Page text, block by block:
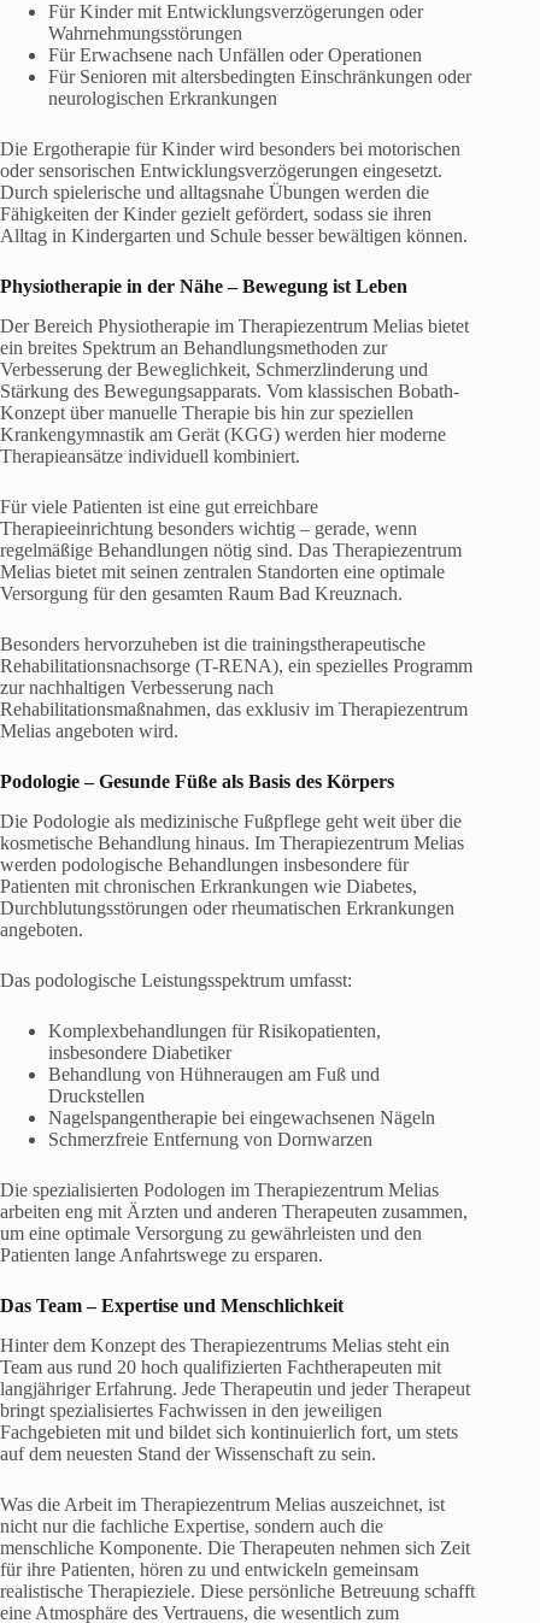
Für Kinder mit Entwicklungsverzögerungen oder
Wahrnehmungsstörungen
Für Erwachsene nach Unfällen oder Operationen
Für Senioren mit altersbedingten Einschränkungen oder
neurologischen Erkrankungen
Die Ergotherapie für Kinder wird besonders bei motorischen
oder sensorischen Entwicklungsverzögerungen eingesetzt.
Durch spielerische und alltagsnahe Übungen werden die
Fähigkeiten der Kinder gezielt gefördert, sodass sie ihren
Alltag in Kindergarten und Schule besser bewältigen können.
Physiotherapie in der Nähe– Bewegung ist Leben
Der Bereich Physiotherapie im Therapiezentrum Melias bietet
ein breites Spektrum an Behandlungsmethoden zur
Verbesserung der Beweglichkeit, Schmerzlinderung und
Stärkung des Bewegungsapparats. Vom klassischen Bobath-
Konzept über manuelle Therapie bis hin zur speziellen
Krankengymnastik am Gerät (KGG) werden hier moderne
Therapieansätze individuell kombiniert.
Für viele Patienten ist eine gut erreichbare
Therapieeinrichtung besonders wichtig – gerade, wenn
regelmäßige Behandlungen nötig sind. Das Therapiezentrum
Melias bietet mit seinen zentralen Standorten eine optimale
Versorgung für den gesamten Raum Bad Kreuznach.
Besonders hervorzuheben ist die trainingstherapeutische
Rehabilitationsnachsorge (T-RENA), ein spezielles Programm
zur nachhaltigen Verbesserung nach
Rehabilitationsmaßnahmen, das exklusiv im Therapiezentrum
Melias angeboten wird.
Podologie– Gesunde Füße als Basis des Körpers
Die Podologie als medizinische Fußpflege geht weit über die
kosmetische Behandlung hinaus. Im Therapiezentrum Melias
werden podologische Behandlungen insbesondere für
Patienten mit chronischen Erkrankungen wie Diabetes,
Durchblutungsstörungen oder rheumatischen Erkrankungen
angeboten.
Das podologische Leistungsspektrum umfasst:
Komplexbehandlungen für Risikopatienten,
insbesondere Diabetiker
Behandlung von Hühneraugen am Fuß und
Druckstellen
Nagelspangentherapie bei eingewachsenen Nägeln
Schmerzfreie Entfernung von Dornwarzen
Die spezialisierten Podologen im Therapiezentrum Melias
arbeiten eng mit Ärzten und anderen Therapeuten zusammen,
um eine optimale Versorgung zu gewährleisten und den
Patienten lange Anfahrtswege zu ersparen.
Das Team – Expertise und Menschlichkeit
Hinter dem Konzept des Therapiezentrums Melias steht ein
Team aus rund 20 hoch qualifizierten Fachtherapeuten mit
langjähriger Erfahrung. Jede Therapeutin und jeder Therapeut
bringt spezialisiertes Fachwissen in den jeweiligen
Fachgebieten mit und bildet sich kontinuierlich fort, um stets
auf dem neuesten Stand der Wissenschaft zu sein.
Was die Arbeit im Therapiezentrum Melias auszeichnet, ist
nicht nur die fachliche Expertise, sondern auch die
menschliche Komponente. Die Therapeuten nehmen sich Zeit
für ihre Patienten, hören zu und entwickeln gemeinsam
realistische Therapieziele. Diese persönliche Betreuung schafft
eine Atmosphäre des Vertrauens, die wesentlich zum